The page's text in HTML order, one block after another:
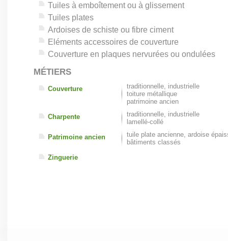
Tuiles à emboîtement ou à glissement
Tuiles plates
Ardoises de schiste ou fibre ciment
Eléments accessoires de couverture
Couverture en plaques nervurées ou ondulées
MÉTIERS
Couverture
traditionnelle, industrielle
toiture métallique
patrimoine ancien
Charpente
traditionnelle, industrielle
lamellé-collé
Patrimoine ancien
tuile plate ancienne, ardoise
bâtiments classés
Zinguerie